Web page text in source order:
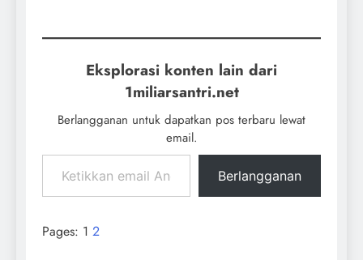
Eksplorasi konten lain dari
1miliarsantri.net
Berlangganan untuk dapatkan pos terbaru lewat
email.
Berlangganan
Pages: 1 2